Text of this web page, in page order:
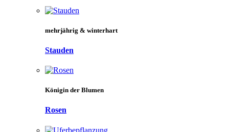
mehrjährig & winterhart
Stauden
Königin der Blumen
Rosen